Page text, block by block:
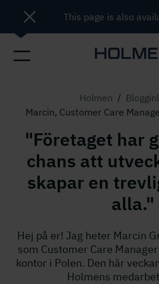
Holmen /
Marcin, Customer Care
"Företaget har
chans att
skapar en
alla."
Hej på er! Jag heter Marcin
som Customer Care
kontor i Polen. Den här
Holmens
This page is also